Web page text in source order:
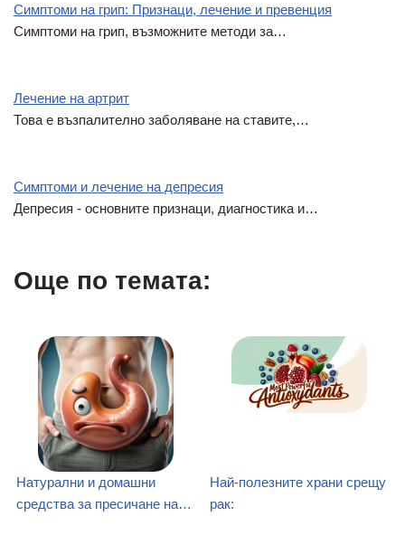
Симптоми на грип: Признаци, лечение и превенция
Симптоми на грип, възможните методи за…
Лечение на артрит
Това е възпалително заболяване на ставите,…
Симптоми и лечение на депресия
Депресия - основните признаци, диагностика и…
Още по темата:
Натурални и домашни
средства за пресичане на…
Най-полезните храни срещу
рак: